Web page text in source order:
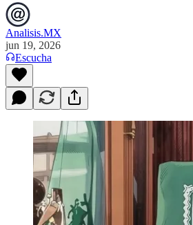
Analisis.MX
jun 19, 2026
Escucha